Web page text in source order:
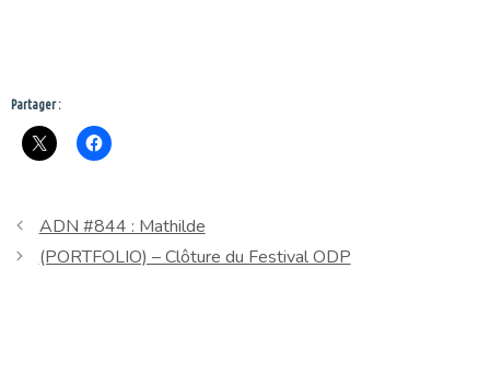
Partager :
ADN #844 : Mathilde
(PORTFOLIO) – Clôture du Festival ODP